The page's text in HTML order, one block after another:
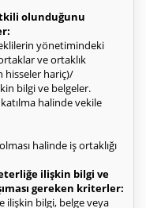
olunduğunu
yönetimindeki
ve ortaklık
hisseler hariç)/
bilgi ve belgeler.
halinde vekile
halinde iş ortaklığı
ilişkin bilgi ve
gereken kriterler:
ilişkin bilgi, belge veya